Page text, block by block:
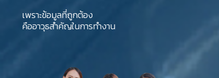
เพราะข้อมูลที่ถูกต้อง
คืออาวุธสำคัญในการทำงาน